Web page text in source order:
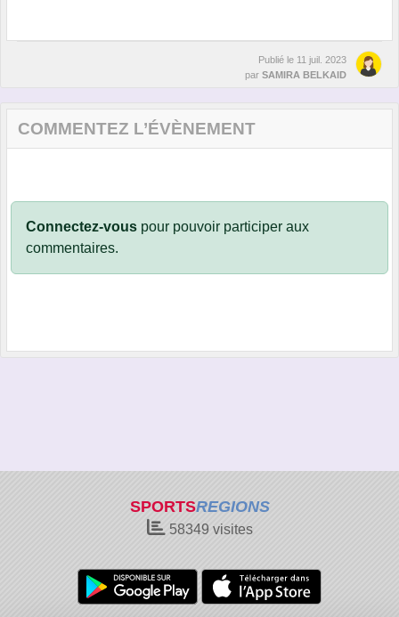
Publié le 11 juil. 2023
par SAMIRA BELKAID
COMMENTEZ L’ÉVÈNEMENT
Connectez-vous pour pouvoir participer aux
commentaires.
SPORTSREGIONS
58349 visites